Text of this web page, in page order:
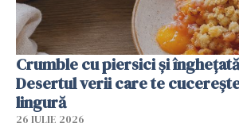
Crumble cu piersici și
Desertul verii care te
lingură
26 IULIE 2026